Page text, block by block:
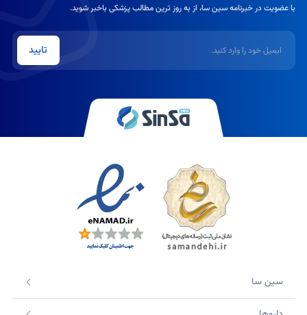
با عضویت در خبرنامه سین سا، از به روز ترین مطالب پزشکی باخبر شوید.
تایید
سین سا